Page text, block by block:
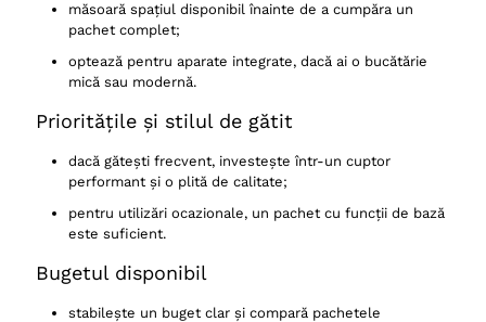
măsoară spațiul disponibil înainte de a cumpăra un
pachet complet;
optează pentru aparate integrate, dacă ai o bucătărie
mică sau modernă.
Prioritățile și stilul de gătit
dacă gătești frecvent, investește într-un cuptor
performant și o plită de calitate;
pentru utilizări ocazionale, un pachet cu funcții de bază
este suficient.
Bugetul disponibil
stabilește un buget clar și compară pachetele